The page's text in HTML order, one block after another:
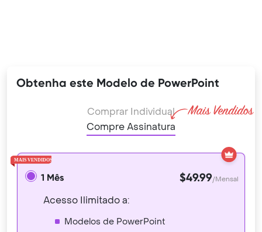
Obtenha este Modelo de PowerPoint
Comprar Individual
Compre Assinatura
1 Mês $49.99/Mensal
Acesso Ilimitado a:
Modelos de PowerPoint